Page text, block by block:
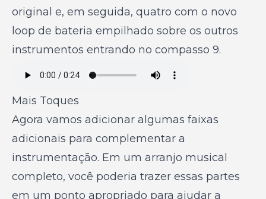
original e, em seguida, quatro com o novo
loop de bateria empilhado sobre os outros
instrumentos entrando no compasso 9.
Mais Toques
Agora vamos adicionar algumas faixas
adicionais para complementar a
instrumentação. Em um arranjo musical
completo, você poderia trazer essas partes
em um ponto apropriado para ajudar a